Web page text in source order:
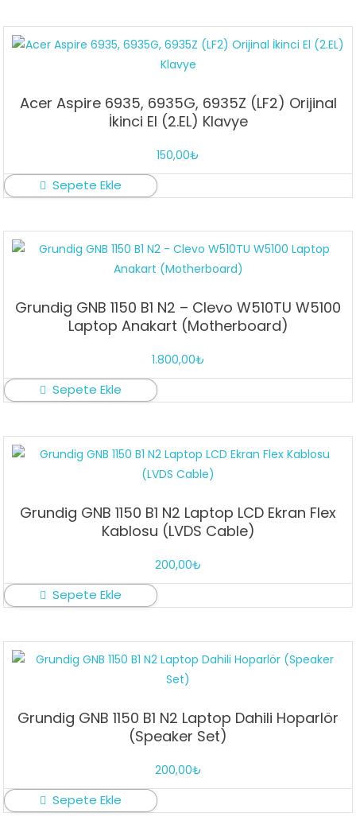
Acer Aspire 6935, 6935G, 6935Z (LF2) Orijinal
İkinci El (2.EL) Klavye
150,00₺
Sepete Ekle
Grundig GNB 1150 B1 N2 – Clevo W510TU W5100
Laptop Anakart (Motherboard)
1.800,00₺
Sepete Ekle
Grundig GNB 1150 B1 N2 Laptop LCD Ekran Flex
Kablosu (LVDS Cable)
200,00₺
Sepete Ekle
Grundig GNB 1150 B1 N2 Laptop Dahili Hoparlör
(Speaker Set)
200,00₺
Sepete Ekle